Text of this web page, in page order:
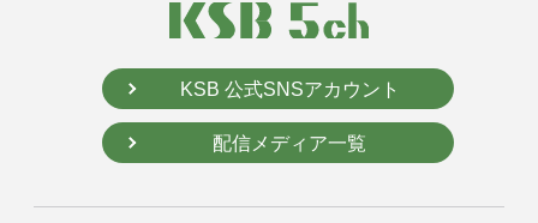
KSB 公式SNSアカウント
配信メディア一覧